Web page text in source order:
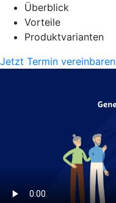
Überblick
Vorteile
Produktvarianten
Jetzt Termin vereinbaren